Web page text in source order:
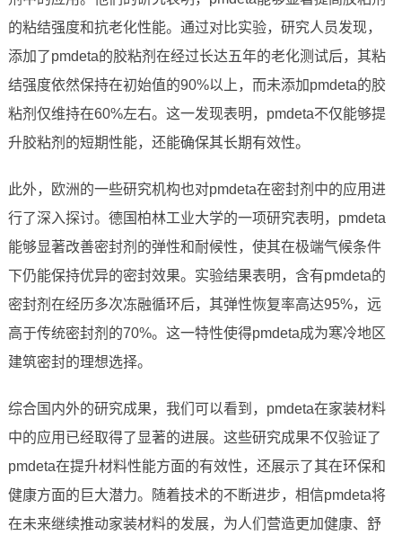
的粘结强度和抗老化性能。通过对比实验，研究人员发现，
添加了pmdeta的胶粘剂在经过长达五年的老化测试后，其粘
结强度依然保持在初始值的90%以上，而未添加pmdeta的胶
粘剂仅维持在60%左右。这一发现表明，pmdeta不仅能够提
升胶粘剂的短期性能，还能确保其长期有效性。
此外，欧洲的一些研究机构也对pmdeta在密封剂中的应用进
行了深入探讨。德国柏林工业大学的一项研究表明，pmdeta
能够显著改善密封剂的弹性和耐候性，使其在极端气候条件
下仍能保持优异的密封效果。实验结果表明，含有pmdeta的
密封剂在经历多次冻融循环后，其弹性恢复率高达95%，远
高于传统密封剂的70%。这一特性使得pmdeta成为寒冷地区
建筑密封的理想选择。
综合国内外的研究成果，我们可以看到，pmdeta在家装材料
中的应用已经取得了显著的进展。这些研究成果不仅验证了
pmdeta在提升材料性能方面的有效性，还展示了其在环保和
健康方面的巨大潜力。随着技术的不断进步，相信pmdeta将
在未来继续推动家装材料的发展，为人们营造更加健康、舒